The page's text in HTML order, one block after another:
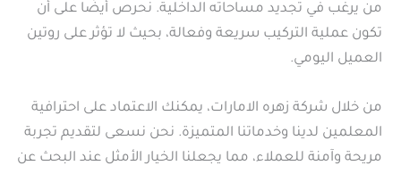
من يرغب في تجديد مساحاته الداخلية. نحرص أيضًا على أن
تكون عملية التركيب سريعة وفعالة، بحيث لا تؤثر على روتين
العميل اليومي.
من خلال شركة زهره الامارات، يمكنك الاعتماد على احترافية
المعلمين لدينا وخدماتنا المتميزة. نحن نسعى لتقديم تجربة
مريحة وآمنة للعملاء، مما يجعلنا الخيار الأمثل عند البحث عن